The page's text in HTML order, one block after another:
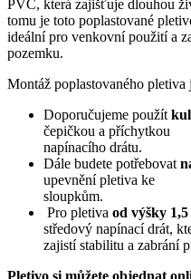
PVC, která zajišťuje dlouhou
tomu je toto poplastované
ideální pro venkovní použití a
pozemku.
Montáž poplastovaného pletiva
Doporučujeme použít
čepičkou a příchytkou
napínacího drátu.
Dále budete potřebovat
upevnění pletiva ke
sloupkům.
Pro pletiva od výšky 1,5
středový napínací drát,
zajistí stabilitu a zabrání
Pletivo si můžete objednat